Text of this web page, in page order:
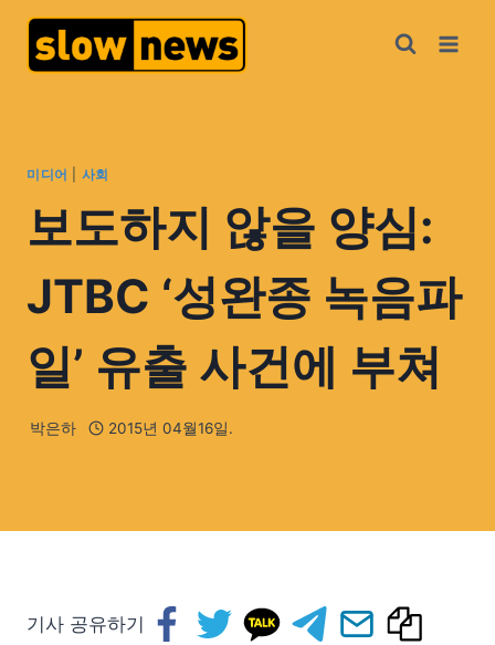
미디어 사회
보도하지 않을 양심:
JTBC ‘성완종 녹음파
일’ 유출 사건에 부쳐
박은하 2015년 04월16일.
기사 공유하기